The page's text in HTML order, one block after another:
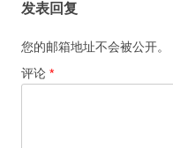
发表回复
您的邮箱地址不会被公开。
评论 *